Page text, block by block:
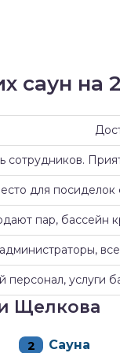
саун на
сотрудников.
для посиделок
пар, бассейн
персонал, услуги
Щелкова
Сауна